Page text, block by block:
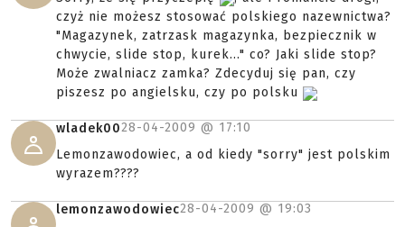
czyż nie możesz stosować polskiego nazewnictwa?
"Magazynek, zatrzask magazynka, bezpiecznik w
chwycie, slide stop, kurek..." co? Jaki slide stop?
Może zwalniacz zamka? Zdecyduj się pan, czy
piszesz po angielsku, czy po polsku
wladek0028-04-2009 @ 17:10
Lemonzawodowiec, a od kiedy "sorry" jest polskim
wyrazem????
lemonzawodowiec28-04-2009 @ 19:03